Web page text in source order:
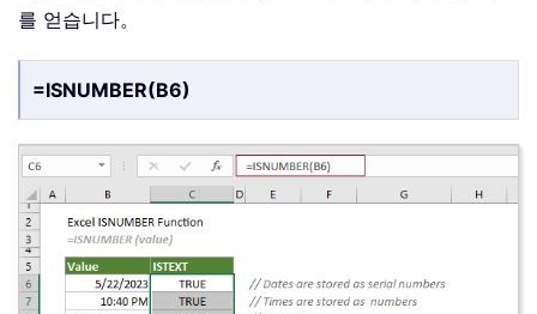
를 얻습니다。
=ISNUMBER(B6)